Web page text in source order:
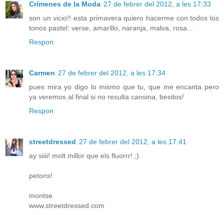
Crímenes de la Moda 27 de febrer del 2012, a les 17:33
son un vicio!! esta primavera quiero hacerme con todos los
tonos pastel: verse, amarillo, naranja, malva, rosa...
Respon
Carmen 27 de febrer del 2012, a les 17:34
pues mira yo digo lo mismo que tu, que me encanta pero
ya veremos al final si no resulta cansina, besitos!
Respon
streetdressed 27 de febrer del 2012, a les 17:41
ay siiii! molt millor que els fluorrr! ;)
petons!
montse
www.streetdressed.com